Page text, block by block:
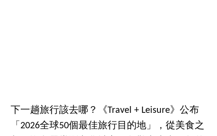
下一趟旅行該去哪？《Travel + Leisure》公布
「2026全球50個最佳旅行目的地」，從美食之